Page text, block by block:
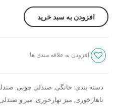
،
میزافزودن به سبد خرید
افزودن به علاقه مندی ها
دسته بندی: خانگی, صندلی چوبی,
ناهارخوری, میز نهارخوری, میز و صندلی